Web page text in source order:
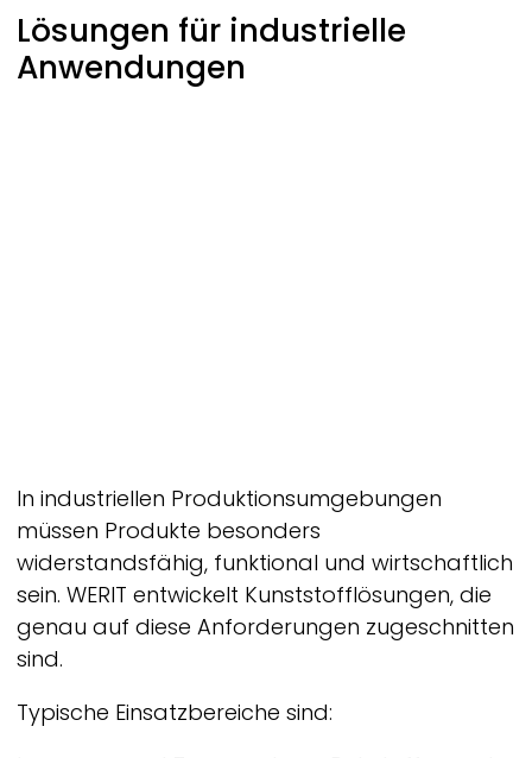
Lösungen für industrielle
Anwendungen
In industriellen Produktionsumgebungen
müssen Produkte besonders
widerstandsfähig, funktional und wirtschaftlich
sein. WERIT entwickelt Kunststofflösungen, die
genau auf diese Anforderungen zugeschnitten
sind.
Typische Einsatzbereiche sind: